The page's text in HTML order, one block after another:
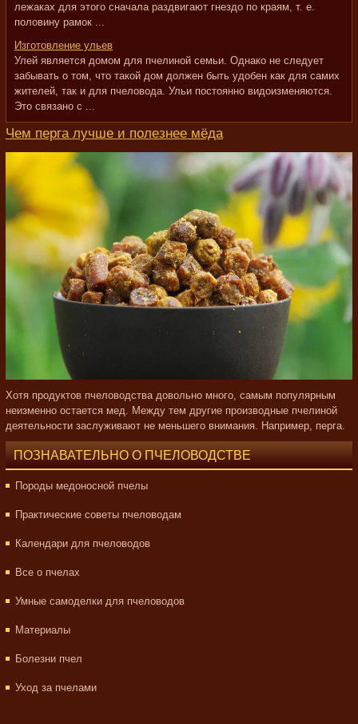
лежаках для этого сначала раздвигают гнездо по краям, т. е.
половину рамок ...
Изготовление ульев
Улей является домом для пчелиной семьи. Однако не следует
забывать о том, что такой дом должен быть удобен как для самих
жителей, так и для пчеловода. Ульи постоянно видоизменяются.
Это связано с ...
Чем перга лучше и полезнее мёда
Хотя продуктов пчеловодства довольно много, самым популярным
неизменно остается мед. Между тем другие производные пчелиной
деятельности заслуживают не меньшего внимания. Например, перга.
ПОЗНАВАТЕЛЬНО О ПЧЕЛОВОДСТВЕ
Породы медоносной пчелы
Практические советы пчеловодам
Календари для пчеловодов
Все о пчелах
Умные самоделки для пчеловодов
Материалы
Болезни пчел
Уход за пчелами